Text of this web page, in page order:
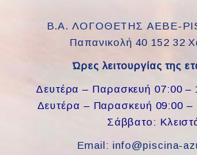
Β.Α. ΛΟΓΟΘΕΤΗΣ ΑΕΒΕ-
Παπανικολή 40 152 32
Ώρες λειτουργίας της
Δευτέρα – Παρασκευή 07:00 –
Δευτέρα – Παρασκευή 09:00 –
Σάββατο:
Email: info@piscina-